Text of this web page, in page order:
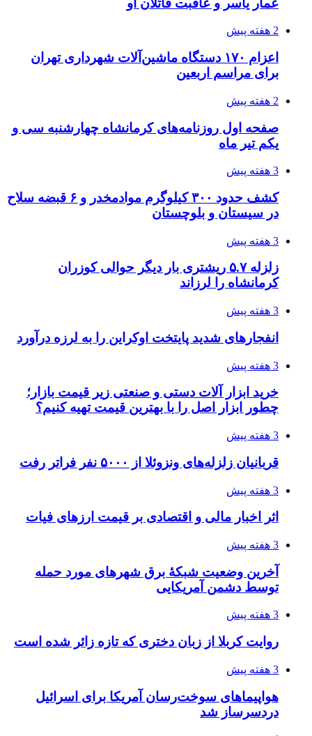
عمار یاسر و عاقبت قاتلان او
2 هفته پیش
اعزام ۱۷۰ دستگاه ماشین‌آلات شهرداری تهران
برای مراسم اربعین
2 هفته پیش
صفحه اول روزنامه‌های کرمانشاه چهارشنبه سی و
یکم تیر ماه
3 هفته پیش
کشف حدود ۳۰۰ کیلوگرم موادمخدر و ۶ قبضه سلاح
در سیستان و بلوچستان
3 هفته پیش
زلزله ۵.۷ ریشتری بار دیگر حوالی کوزران
کرمانشاه را لرزاند
3 هفته پیش
انفجارهای شدید پایتخت اوکراین را به لرزه درآورد
3 هفته پیش
خرید ابزار آلات دستی و صنعتی زیر قیمت بازار؛
چطور ابزار اصل را با بهترین قیمت تهیه کنیم؟
3 هفته پیش
قربانیان زلزله‌های ونزوئلا از ۵۰۰۰ نفر فراتر رفت
3 هفته پیش
اثر اخبار مالی و اقتصادی بر قیمت ارزهای فیات
3 هفته پیش
آخرین وضعیت شبکۀ برق شهرهای مورد حمله
توسط دشمن آمریکایی
3 هفته پیش
روایت کربلا از زبان دختری که تازه زائر شده است
3 هفته پیش
هواپیماهای سوخت‌رسان آمریکا برای اسرائیل
دردسرساز شد